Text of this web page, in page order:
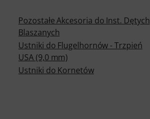
Pozostałe Akcesoria do Inst. Dętych
Blaszanych
Ustniki do Flugelhornów - Trzpień
USA (9,0 mm)
Ustniki do Kornetów